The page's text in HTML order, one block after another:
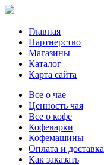
Главная
Партнерство
Магазины
Каталог
Карта сайта
Все о чае
Ценность чая
Все о кофе
Кофеварки
Кофемашины
Оплата и доставка
Как заказать